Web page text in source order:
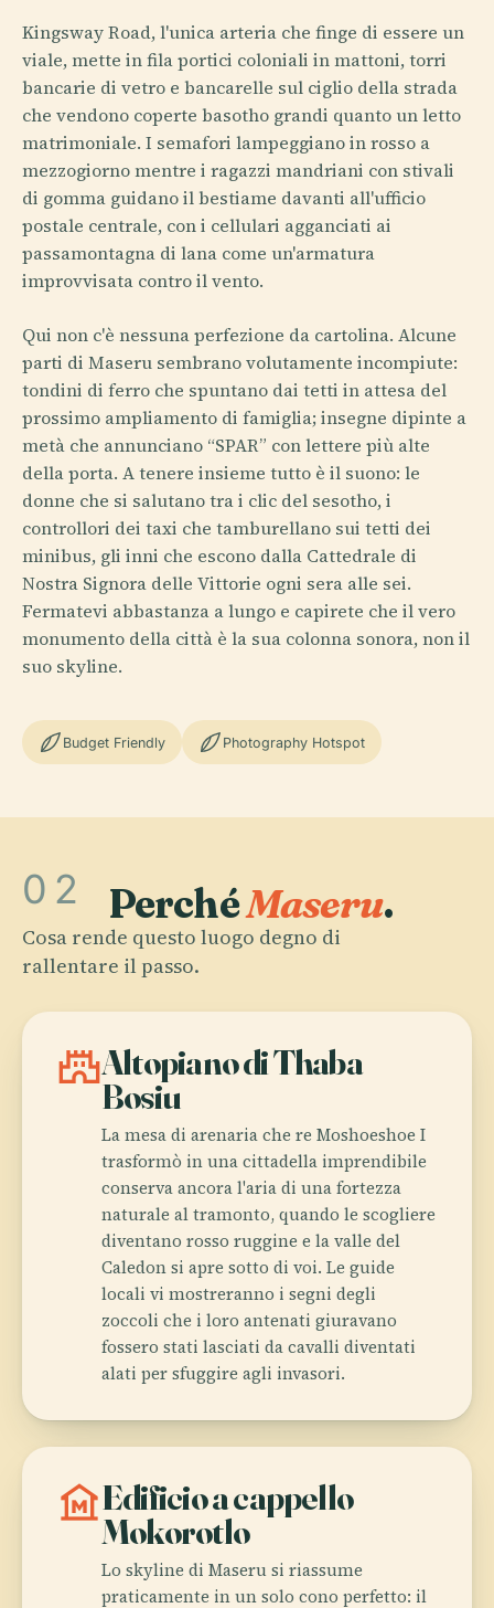
Kingsway Road, l'unica arteria che finge di essere un
viale, mette in fila portici coloniali in mattoni, torri
bancarie di vetro e bancarelle sul ciglio della strada
che vendono coperte basotho grandi quanto un letto
matrimoniale. I semafori lampeggiano in rosso a
mezzogiorno mentre i ragazzi mandriani con stivali
di gomma guidano il bestiame davanti all'ufficio
postale centrale, con i cellulari agganciati ai
passamontagna di lana come un'armatura
improvvisata contro il vento.
Qui non c'è nessuna perfezione da cartolina. Alcune
parti di Maseru sembrano volutamente incompiute:
tondini di ferro che spuntano dai tetti in attesa del
prossimo ampliamento di famiglia; insegne dipinte a
metà che annunciano “SPAR” con lettere più alte
della porta. A tenere insieme tutto è il suono: le
donne che si salutano tra i clic del sesotho, i
controllori dei taxi che tamburellano sui tetti dei
minibus, gli inni che escono dalla Cattedrale di
Nostra Signora delle Vittorie ogni sera alle sei.
Fermatevi abbastanza a lungo e capirete che il vero
monumento della città è la sua colonna sonora, non il
suo skyline.
Budget Friendly Photography Hotspot
02 PerchéMaseru.
Cosa rende questo luogo degno di
rallentare il passo.
castleAltopiano di Thaba
Bosiu
La mesa di arenaria che re Moshoeshoe I
trasformò in una cittadella imprendibile
conserva ancora l'aria di una fortezza
naturale al tramonto, quando le scogliere
diventano rosso ruggine e la valle del
Caledon si apre sotto di voi. Le guide
locali vi mostreranno i segni degli
zoccoli che i loro antenati giuravano
fossero stati lasciati da cavalli diventati
alati per sfuggire agli invasori.
museumEdificio a cappello
Mokorotlo
Lo skyline di Maseru si riassume
praticamente in un solo cono perfetto: il